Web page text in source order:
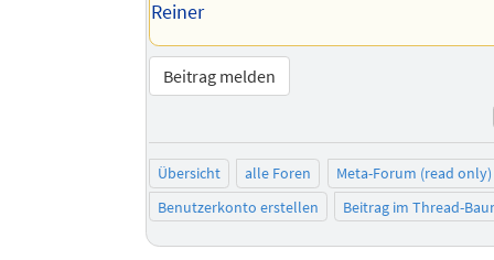
Reiner
Beitrag melden
Übersicht alle Foren
Meta-Forum (read only)
Benutzerkonto erstellen
Beitrag im Thread-